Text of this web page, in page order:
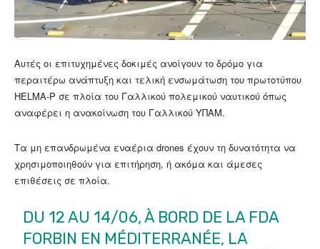
Αυτές οι επιτυχημένες δοκιμές ανοίγουν το δρόμο για
περαιτέρω ανάπτυξη και τελική ενσωμάτωση του πρωτοτύπου
HELMA-P σε πλοία του Γαλλικού πολεμικού ναυτικού όπως
αναφέρει η ανακοίνωση του Γαλλικού ΥΠΑΜ.
Τα μη επανδρωμένα εναέρια drones έχουν τη δυνατότητα να
χρησιμοποιηθούν για επιτήρηση, ή ακόμα και άμεσες
επιθέσεις σε πλοία.
DU 12 AU 14/06, À BORD DE LA FDA
FORBIN EN MÉDITERRANÉE, LA